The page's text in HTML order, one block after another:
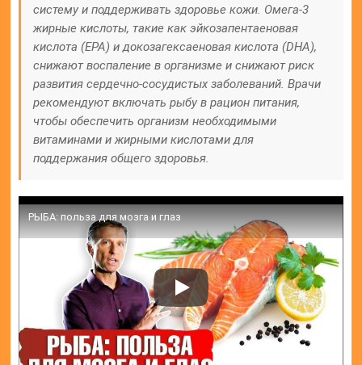
систему и поддерживать здоровье кожи. Омега-3
жирные кислоты, такие как эйкозапентаеновая
кислота (EPA) и докозагексаеновая кислота (DHA),
снижают воспаление в организме и снижают риск
развития сердечно-сосудистых заболеваний. Врачи
рекомендуют включать рыбу в рацион питания,
чтобы обеспечить организм необходимыми
витаминами и жирными кислотами для
поддержания общего здоровья.
РЫБА: польза для мозга и глаз